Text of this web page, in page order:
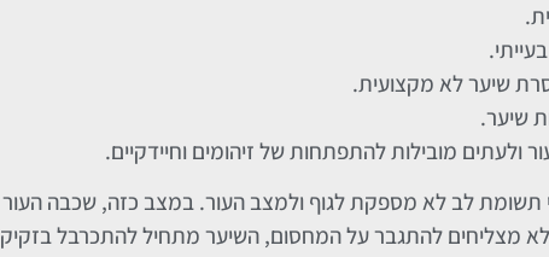
שיער לא מקצועית.
שיער.
מובילות להתפתחות של זיהומים וחיידקיים.
תשומת לב לא מספקת לגוף ולמצב העור. במצב כזה, שכבה העור
לא מצליחים להתגבר על המחסום, השיער מתחיל להתכרבל בזקיק